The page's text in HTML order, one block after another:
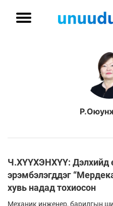
Ч.ХҮҮХЭНХҮҮ: Дэлхийд
эрэмбэлэгддэг
хувь надад тохиосон
Механик инженер, барилгын